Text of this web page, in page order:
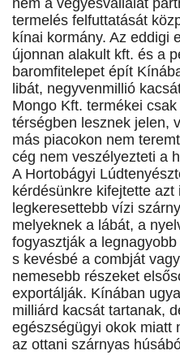
nem a vegyesvállalat
termelés felfuttatását
kínai kormány. Az eddigi
újonnan alakult kft. és a
baromfitelepet épít
libát, negyvenmillió
Mongo Kft. termékei
térségben lesznek jelen,
más piacokon nem
cég nem veszélyezteti a
A Hortobágyi
kérdésünkre kifejtette
legkeresettebb vízi
melyeknek a lábát, a
fogyasztják a
s kevésbé a combját
nemesebb részeket
exportálják. Kínában
milliárd kacsát tartanak,
egészségügyi okok miatt
az ottani szárnyas